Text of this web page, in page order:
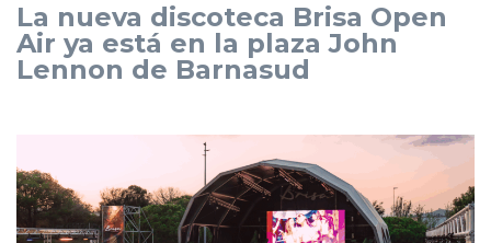
La nueva discoteca Brisa Open
Air ya está en la plaza John
Lennon de Barnasud